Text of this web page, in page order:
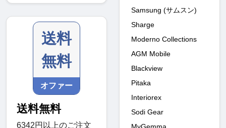
送料
無料
オファー
送料無料
6342円以上のご注文
Samsung (サムスン)
Sharge
Moderno Collections
AGM Mobile
Blackview
Pitaka
Interiorex
Sodi Gear